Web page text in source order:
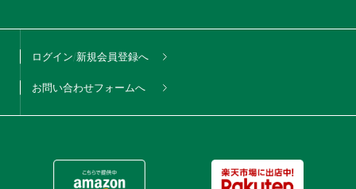
ログイン/新規会員登録へ
お問い合わせフォームへ